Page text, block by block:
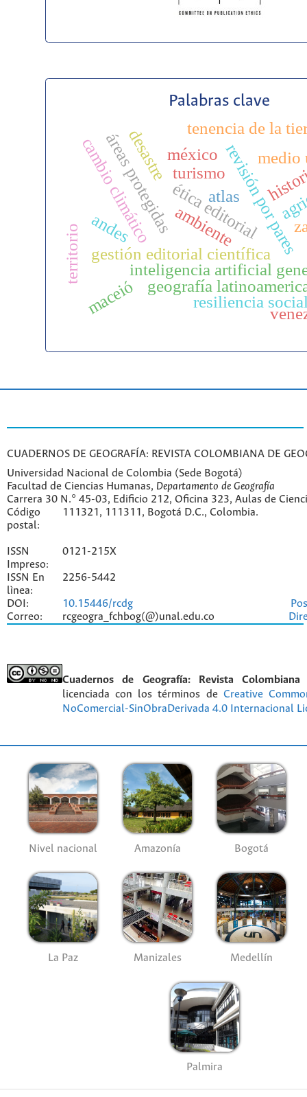
Palabras clave
ética editorial
gestión editorial científica
inteligencia artificial
revisión por pares
ambiente
áreas protegidas
cambio climático
geografía
territorio
tenencia de la
turismo
medio
resiliencia
atlas
méxico
desastre
maceió
andes
CUADERNOS DE GEOGRAFÍA: REVISTA COLOMBIANA DE
Universidad Nacional de Colombia (Sede Bogotá)
Facultad de Ciencias Humanas, Departamento de Geografía
Carrera 30 N.° 45-03, Edificio 212, Oficina 323, Aulas de
Código
postal:
111321, 111311, Bogotá D.C., Colombia.
ISSN
Impreso:
0121-215X
ISSN En
lìnea:
2256-5442
DOI: 10.15446/rcdg
Correo:
rcgeogra_fchbog(@)unal.edu.co
Cuadernos de Geografía: Revista Colombiana
licenciada con los términos de Creative
NoComercial-SinObraDerivada 4.0 Internacional
Nivel nacional Amazonía Bogotá
La Paz Manizales Medellín
Palmira